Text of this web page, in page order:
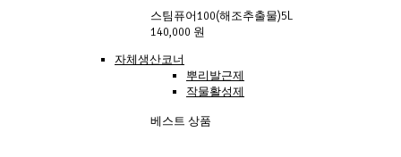
스팀퓨어100(해조추출물)5L
140,000 원
자체생산코너
뿌리발근제
작물활성제
베스트 상품